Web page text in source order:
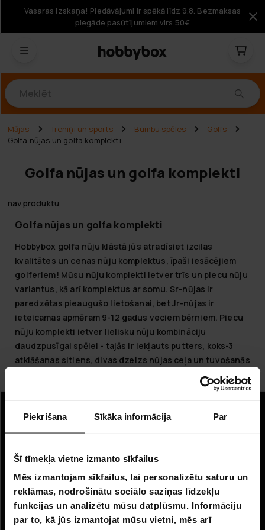
Piekrišana Sīkāka informācija Par
Šī tīmekļa vietne izmanto sīkfailus
Mēs izmantojam sīkfailus, lai personalizētu saturu un
reklāmas, nodrošinātu sociālo saziņas līdzekļu
funkcijas un analizētu mūsu datplūsmu. Informāciju
par to, kā jūs izmantojat mūsu vietni, mēs arī
Vasaras izskaņa! Piedāvājumi ir spēkā līdz 9.8. Bezmaksas
piegāde pasūtījumiem virs 50€
Mājas Treniņi un sports Bumbu spēles
Golfs
Golfa nūjas un golfa komplekti
Golfa nūjas un golfa komplekti
nav produktu
Golfa nūjas un golfa komplekti
Hobbybox golfa nūju klāstā jūs atradīsiet izcilas
kvalitātes un cenas nūju komplektus, īpaši iesācējiem
golferiem! Mūsu nūju komplekti ietver trīs un piecu nūju
variantus, kā arī komplektus ar somu. Sr-nūjas ir
paredzētas pieaugušo lietošanai, bet Jr-nūjas ir
ieteicamas apmēram 9-12 gadus veciem bērniem. Piecu
nūju komplekti ietver lielisku nūju kombināciju
daudzpusīgai spēlei - tajās ir iekļauts putters, koks-3
atklāšanas sitiens, divas dzelzs nūjas ceļa un tuvošanās
spēlei un smilšu-wedge smilšu šķēršļu sitiens.
Informācija
Par mums
Klientu apkalpošana
FAQ - Biežāk uzdotie jautājumi